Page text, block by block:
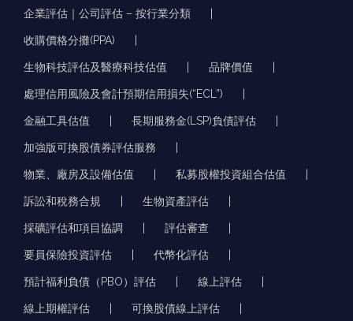
企業評估｜公司評估 – 按行業分類
收購價格分攤(PPA)
生物科技評估及醫療科技估值 品牌價值
處理信用風險及會計預期信用損失(“ECL”)
金融工具估值 長期服務金(LSP)負債評估
加強版可換股債券評估服務
物業、廠房及設備估值 私募股權投資組合估值
訴訟和稅務合規 生物資產評估
採礦評估和項目協調 評估審查
要員保險投資評估 代幣化評估
預計福利負債（PBO）評估 線上評估
線上期權評估 可換股債線上評估